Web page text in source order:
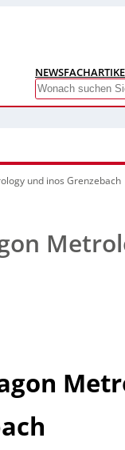
NEWS
Search
und inos Grenzebach